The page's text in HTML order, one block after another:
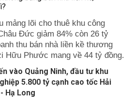
mảng lõi cho thuê khu công
Đức giảm 84% còn 26 tỷ
thu bán nhà liền kề thương
Hữu Phước mang về 44 tỷ đồng.
vào Quảng Ninh, đầu tư khu
5.800 tỷ cạnh cao tốc Hải
Hạ Long